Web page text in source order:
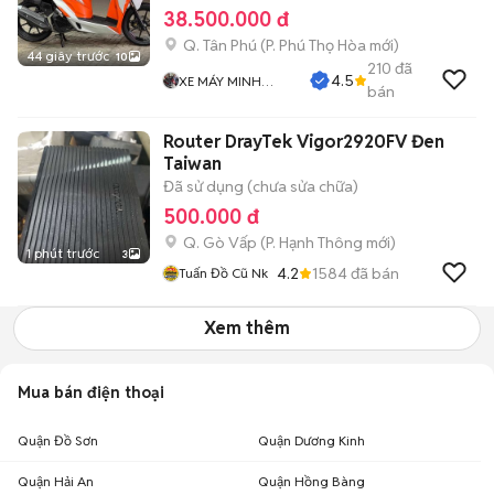
44 giây trước 10
38.500.000 đ
Q. Tân Phú (P. Phú Thọ Hòa mới)
XE MÁY MINH
4.5
210 đã
bán
1 phút trước 3
Router DrayTek Vigor2920FV Đen
Taiwan
Đã sử dụng (chưa sửa chữa)
500.000 đ
Q. Gò Vấp (P. Hạnh Thông mới)
Tuấn Đồ Cũ Nk 4.2 1584đã bán
Xem thêm
Mua bán điện thoại
Quận Đồ Sơn Quận Dương Kinh
Quận Hải An Quận Hồng Bàng